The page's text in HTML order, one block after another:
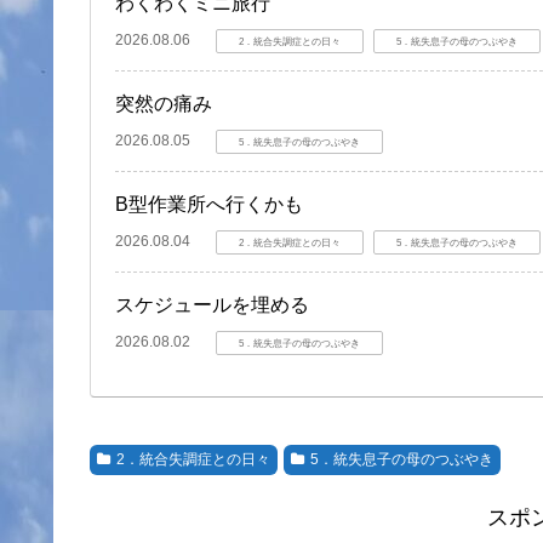
2026.08.06 2．統合失調症との日々 5．統失息子の母のつぶやき
突然の痛み
2026.08.05 5．統失息子の母のつぶやき
B型作業所へ行くかも
2026.08.04 2．統合失調症との日々 5．統失息子の母のつぶやき
スケジュールを埋める
2026.08.02 5．統失息子の母のつぶやき
2．統合失調症との日々 5．統失息子の母のつぶやき
スポ